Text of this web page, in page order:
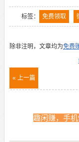
标签： 免费领取
除非注明，文章均为免费
« 上一篇
趣闲赚，手